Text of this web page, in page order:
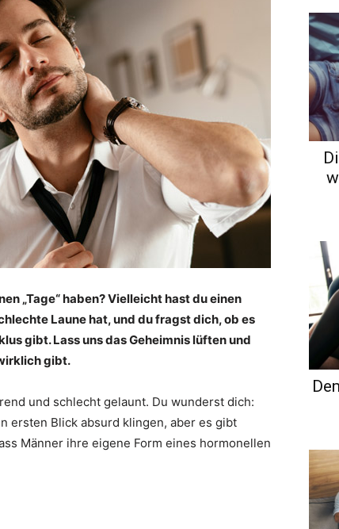
„Tage“ haben? Vielleicht hast du einen
Laune hat, und du fragst dich, ob es
gibt. Lass uns das Geheimnis lüften und
gibt.
und schlecht gelaunt. Du wunderst dich:
ersten Blick absurd klingen, aber es gibt
Männer ihre eigene Form eines hormonellen